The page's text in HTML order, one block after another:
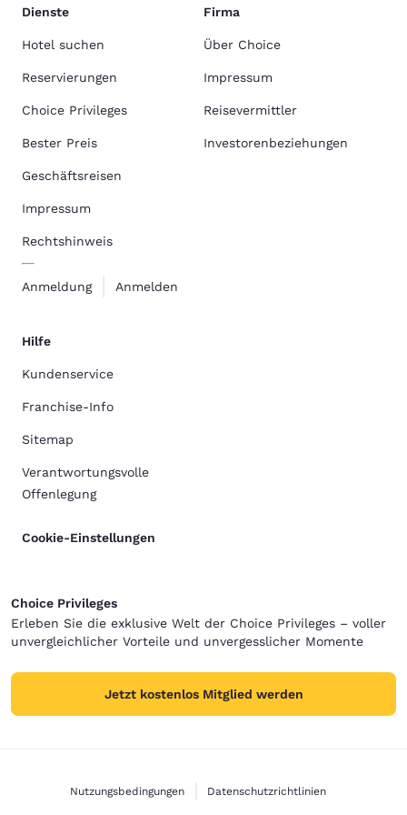
Dienste
Hotel suchen
Reservierungen
Choice Privileges
Bester Preis
Geschäftsreisen
Impressum
Rechtshinweis
Anmeldung Anmelden
Firma
Über Choice
Impressum
Reisevermittler
Investorenbeziehungen
Hilfe
Kundenservice
Franchise-Info
Sitemap
Verantwortungsvolle
Offenlegung
Cookie-Einstellungen
Choice Privileges
Erleben Sie die exklusive Welt der Choice Privileges – voller
unvergleichlicher Vorteile und unvergesslicher Momente
Jetzt kostenlos Mitglied werden
Nutzungsbedingungen Datenschutzrichtlinien